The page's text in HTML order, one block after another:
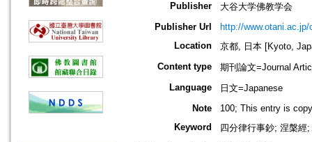
Publisher
大谷大学佛教学会
Publisher Url
http://
Location
京都, 日本 [Kyoto,
Content type
期刊論文=Journal
Language
日文=Japanese
Note
100; This entry is
Keyword
四分律行事鈔; 涅槃經